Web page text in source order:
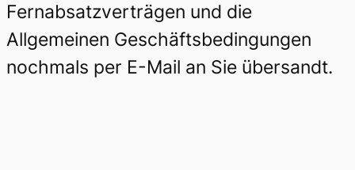
Fernabsatzverträgen und die
Allgemeinen Geschäftsbedingungen
nochmals per E-Mail an Sie übersandt.